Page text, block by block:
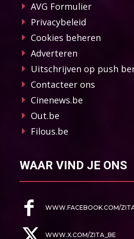
AVG Formulier
Privacybeleid
Cookies beheren
Adverteren
Uitschrijven op push
Contacteer ons
Cinenews.be
Out.be
Filous.be
WAAR VIND JE ONS
WWW.FACEBOOK.COM/
WWW.X.COM/ZITA_BE